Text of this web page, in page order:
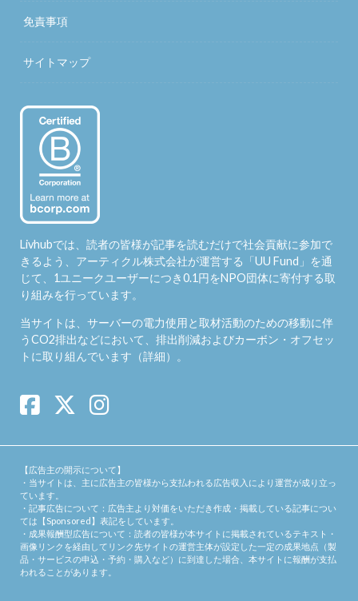
免責事項
サイトマップ
Livhubでは、読者の皆様が記事を読むだけで社会貢献に参加で
きるよう、アーティクル株式会社が運営する「UU Fund 」を通
じて、1ユニークユーザーにつき0.1円をNPO団体に寄付する取
り組みを行っています。
当サイトは、サーバーの電力使用と取材活動のための移動に伴
うCO2排出などにおいて、排出削減およびカーボン・オフセッ
トに取り組んでいます（詳細）。
【広告主の開示について】
・当サイトは、主に広告主の皆様から支払われる広告収入により運営が成り立っ
ています。
・記事広告について：広告主より対価をいただき作成・掲載している記事につい
ては【Sponsored】表記をしています。
・成果報酬型広告について：読者の皆様が本サイトに掲載されているテキスト・
画像リンクを経由してリンク先サイトの運営主体が設定した一定の成果地点（製
品・サービスの申込・予約・購入など）に到達した場合、本サイトに報酬が支払
われることがあります。